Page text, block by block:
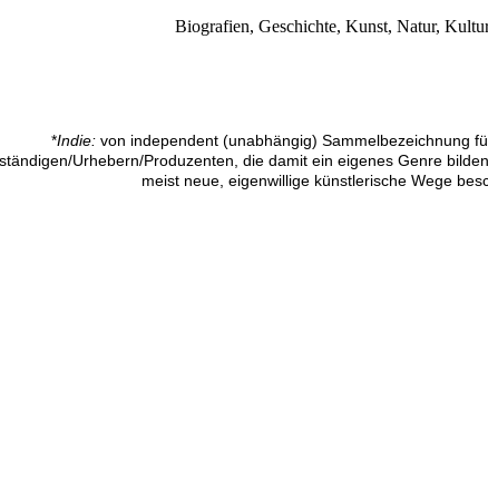
Biografien, Geschichte, Kunst, Natur,
*Indie: von independent (unabhängig) Sammelbezeichnung
Urhebern/Produzenten, die damit ein eigenes Genre
meist neue, eigenwillige künstlerische Wege